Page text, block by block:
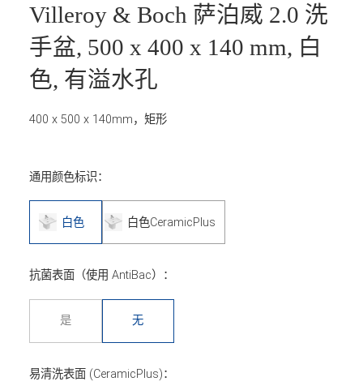
Villeroy & Boch 萨泊威 2.0 洗
手盆, 500 x 400 x 140 mm, 白
色, 有溢水孔
400 x 500 x 140mm，矩形
通用颜色标识：
白色 白色CeramicPlus
抗菌表面（使用 AntiBac）：
是 无
易清洗表面 (CeramicPlus)：